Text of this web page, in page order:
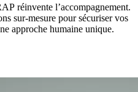
réinvente l’accompagnement.
sur-mesure pour sécuriser vos
approche humaine unique.